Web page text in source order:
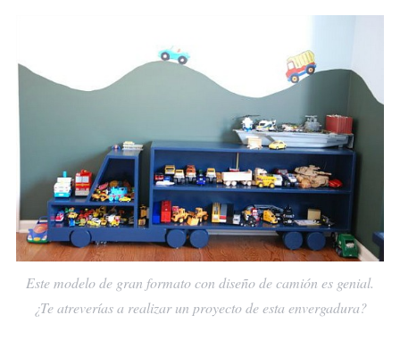
Este modelo de gran formato con diseño de camión es genial.
¿Te atreverías a realizar un proyecto de esta envergadura?